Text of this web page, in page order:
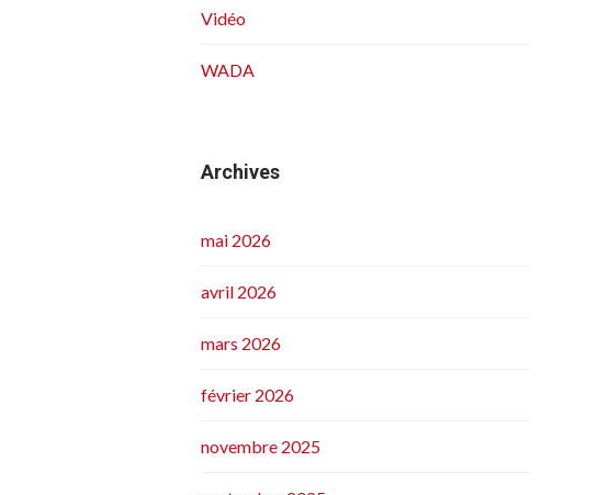
Vidéo
WADA
Archives
mai 2026
avril 2026
mars 2026
février 2026
novembre 2025